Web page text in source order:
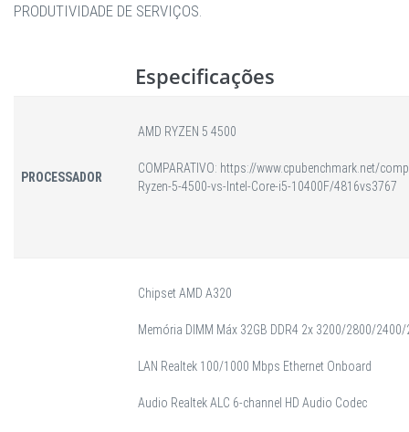
PRODUTIVIDADE DE SERVIÇOS.
Especificações
PROCESSADOR
AMD RYZEN 5 4500
COMPARATIVO: https://www.cpubenchmark.net/
Ryzen-5-4500-vs-Intel-Core-i5-10400F/4816vs3767
Chipset AMD A320
Memória DIMM Máx 32GB DDR4 2x 3200/2800/
LAN Realtek 100/1000 Mbps Ethernet Onboard
Audio Realtek ALC 6-channel HD Audio Codec